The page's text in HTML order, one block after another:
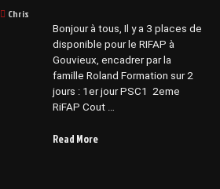
Chris
Bonjour à tous, Il y a 3 places de
disponible pour le RIFAP à
Gouvieux, encadrer par la
famille Roland Formation sur 2
jours : 1er jour PSC1 2eme
RiFAP Cout …
Read More“Formation